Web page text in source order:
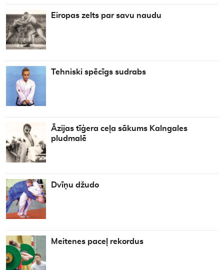
Eiropas zelts par savu naudu
Tehniski spēcīgs sudrabs
Āzijas tīģera ceļa sākums Kalngales
pludmalē
Dvīņu džudo
Meitenes paceļ rekordus